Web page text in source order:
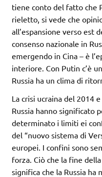
tiene conto del fatto che
rieletto, si vede che
all’espansione verso est
consenso nazionale in
emergendo in Cina – è
interiore. Con Putin c’è
Russia ha un clima di
La crisi ucraina del 2014
Russia hanno significato
determinato i limiti ei
del “nuovo sistema di
europei. I confini sono
forza. Ciò che la fine
significa che la Russia